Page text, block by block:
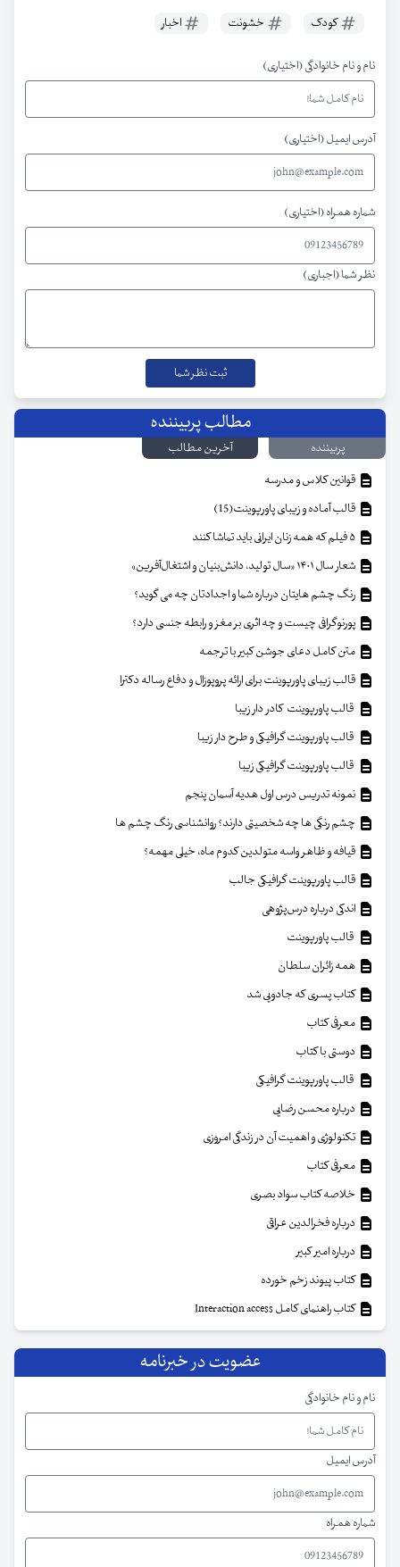
کودک خشونت اخبار
نام و نام خانوادگی (اختیاری)
آدرس ایمیل (اختیاری)
شماره همراه (اختیاری)
نظر شما (اجباری)
مطالب پربیننده
پربیننده
آخرین مطالب
قوانین کلاس و مدرسه
قالب آماده و زیبای پاورپوینت(15)
شعار سال ۱۴۰۱ «سال تولید، دانش‌بنیان و اشتغال‌آفرین»
رنگ چشم هایتان درباره شما و اجدادتان چه می گوید؟
پورنوگرافی چیست و چه اثری بر مغز و رابطه جنسی دارد؟
متن کامل دعای جوشن کبیر با ترجمه
قالب زیبای پاورپوینت برای ارائه پروپوزال و دفاع رساله دکترا
قالب پاورپوینت کادر دار زیبا
قالب پاورپوینت گرافیکی و طرح دار زیبا
قالب پاورپوینت گرافیکی زیبا
نمونه تدریس درس اول هدیه آسمان پنجم
چشم رنگی ها چه شخصیتی دارند؟ روانشناسی رنگ چشم ها
قیافه و ظاهر واسه متولدین کدوم ماه، خیلی مهمه؟
قالب پاورپوینت گرافیکی جالب
اندکی درباره درس‌پژوهی
قالب پاورپوینت
همه زائران سلطان
کتاب پسری که جادویی شد
معرفی کتاب
دوستی با کتاب
قالب پاورپوینت گرافیکی
درباره محسن رضایی
تکنولوژی و اهمیت آن در زندگی امروزی
معرفی کتاب
خلاصه کتاب سواد بصری
درباره فخرالدین عراقی
درباره امیر کبیر
کتاب پیوند زخم خورده
کتاب راهنمای کامل Interaction access
عضویت در خبرنامه
نام و نام خانوادگی
آدرس ایمیل
شماره همراه